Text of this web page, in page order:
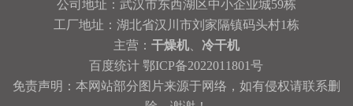
公司地址：武汉市东西湖区中小企业城59栋
工厂地址：湖北省汉川市刘家隔镇码头村1栋
主营： 干燥机、 冷干机
百度统计 鄂ICP备2022011801号
免责声明：本网站部分图片来源于网络，如有侵权请联系删